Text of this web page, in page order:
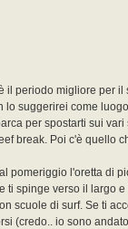
il periodo migliore per
suggerirei come
per spostarti sui
break. Poi c'è quello
pomeriggio l'oretta di
ti spinge verso il largo
scuole di surf. Se ti
(credo.. io sono